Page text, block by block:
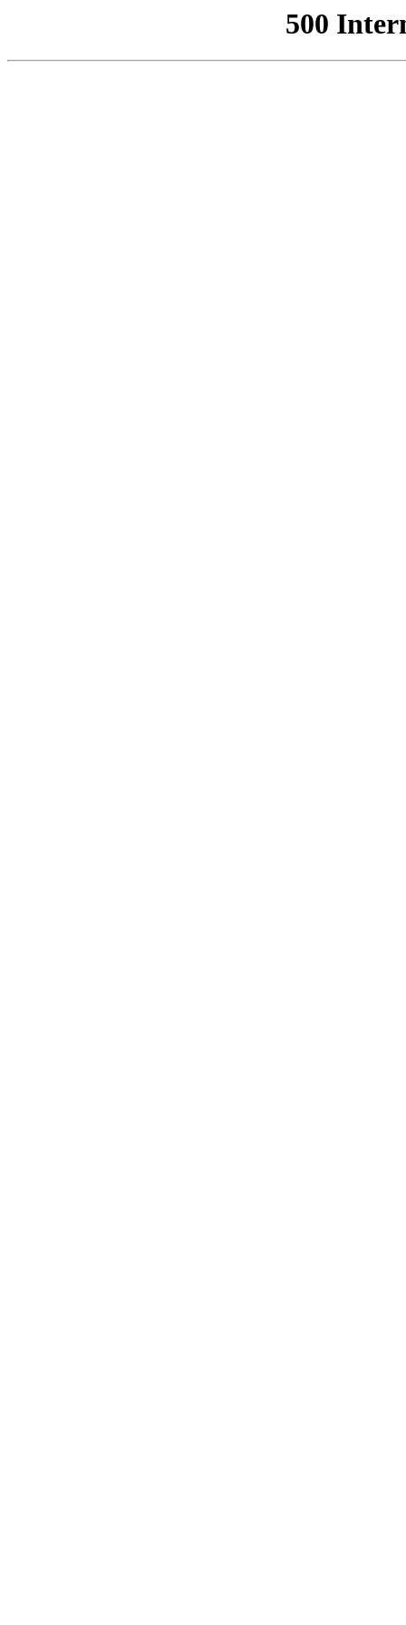
500